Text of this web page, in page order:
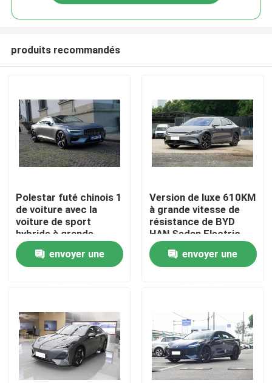
Aperçu
Produits
Vidéos
Visite d'usine
produits recommandés
Polestar futé chinois 1
de voiture avec la
voiture de sport
hybride à grande
vitesse de véhicule
électrique d'énergie
envoyer une
Version de luxe 610KM
à grande vitesse de
résistance de BYD
HAN Sedan Electric
Car Long
envoyer une